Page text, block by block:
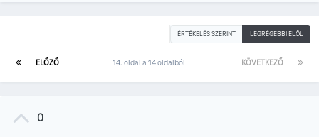
ÉRTÉKELÉS SZERINT LEGRÉGEBBI ELÖL
ELŐZŐ KÖVETKEZŐ
14. oldal a 14 oldalból
0